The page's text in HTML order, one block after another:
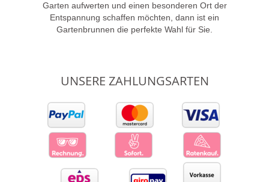
Garten aufwerten und einen besonderen Ort der
Entspannung schaffen möchten, dann ist ein
Gartenbrunnen die perfekte Wahl für Sie.
UNSERE ZAHLUNGSARTEN